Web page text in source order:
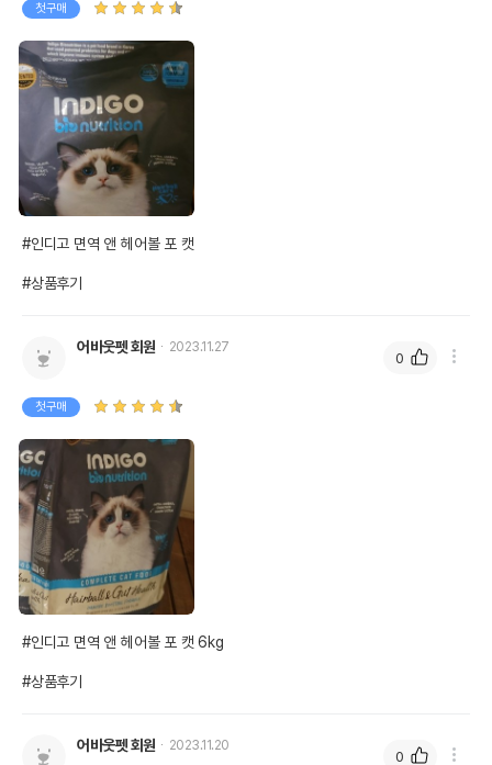
첫구매
#인디고 면역 앤 헤어볼 포 캣
#상품후기
어바웃펫 회원 2023.11.27
첫구매
#인디고 면역 앤 헤어볼 포 캣 6kg
#상품후기
0
어바웃펫 회원 2023.11.20
0